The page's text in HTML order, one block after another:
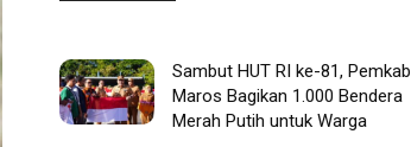
Sambut HUT RI ke-81, Pemkab
Maros Bagikan 1.000 Bendera
Merah Putih untuk Warga